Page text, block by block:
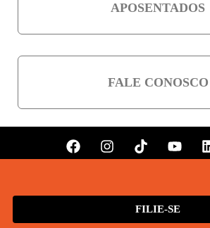
APOSENTADOS
FALE CONOSCO
FILIE-SE